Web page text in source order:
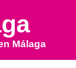
Málaga